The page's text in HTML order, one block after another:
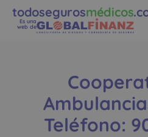
todosegurosmédicos
Es una
web de
Teléfono: